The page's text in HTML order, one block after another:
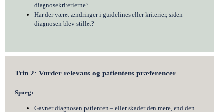
diagnosekriterierne?
Har der været ændringer i guidelines eller kriterier, siden
diagnosen blev stillet?
Trin 2: Vurder relevans og patientens præferencer
Spørg:
Gavner diagnosen patienten – eller skader den mere, end den